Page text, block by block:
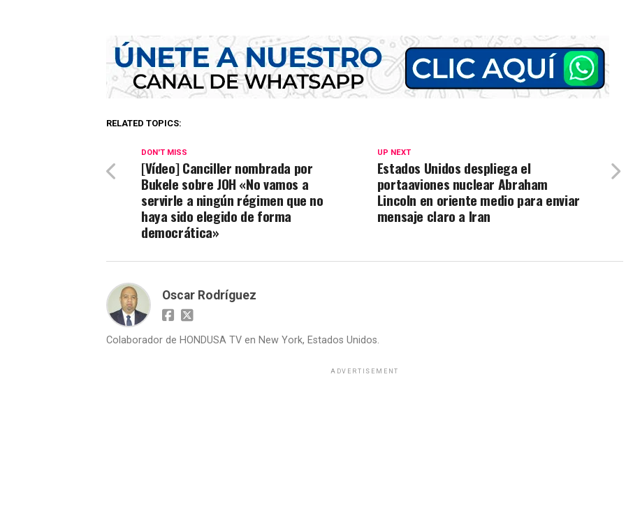
RELATED TOPICS:
UP NEXT
Estados Unidos despliega el
portaaviones nuclear Abraham
Lincoln en oriente medio para enviar
mensaje claro a Iran
DON'T MISS
[Vídeo] Canciller nombrada por
Bukele sobre JOH «No vamos a
servirle a ningún régimen que no
haya sido elegido de forma
democrática»
Oscar Rodríguez
Colaborador de HONDUSA TV en New York, Estados Unidos.
ADVERTISEMENT